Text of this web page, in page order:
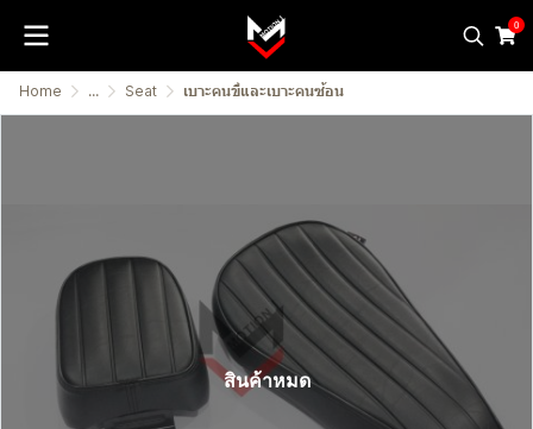
0
Home ... Seat เบาะคนขี่และเบาะคนซ้อน
สินค้าหมด